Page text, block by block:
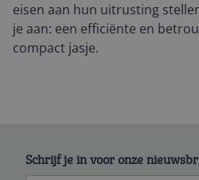
eisen aan hun uitrusting
je aan: een efficiënte en
compact jasje.
Schrijf je in voor onze